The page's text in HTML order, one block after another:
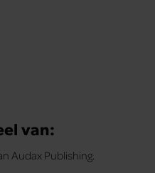
van:
Audax Publishing.